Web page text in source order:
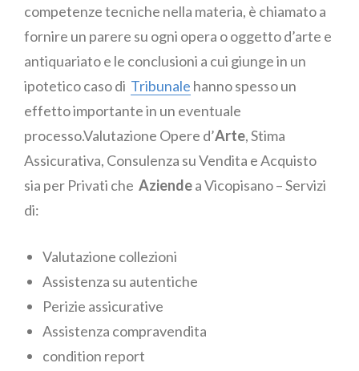
competenze tecniche nella materia, è chiamato a
fornire un parere su ogni opera o oggetto d’arte e
antiquariato e le conclusioni a cui giunge in un
ipotetico caso di Tribunale hanno spesso un
effetto importante in un eventuale
processo.Valutazione Opere d’Arte, Stima
Assicurativa, Consulenza su Vendita e Acquisto
sia per Privati che Aziendea Vicopisano – Servizi
di:
Valutazione collezioni
Assistenza su autentiche
Perizie assicurative
Assistenza compravendita
condition report